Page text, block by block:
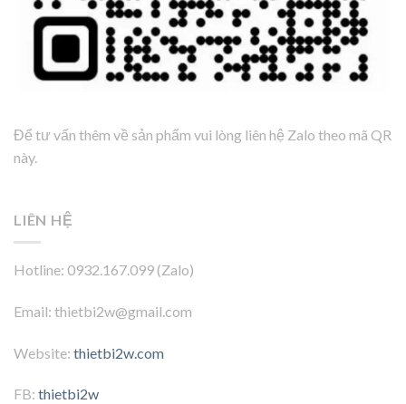
Để tư vấn thêm về sản phẩm vui lòng liên hệ Zalo theo mã QR
này.
LIÊN HỆ
Hotline: 0932.167.099 (Zalo)
Email: thietbi2w@gmail.com
Website: thietbi2w.com
FB: thietbi2w